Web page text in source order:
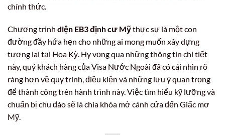
chính thức.
Chương trình diện EB3 định cư Mỹthực sự là một con
đường đầy hứa hẹn cho những ai mong muốn xây dựng
tương lai tại Hoa Kỳ. Hy vọng qua những thông tin chi tiết
này, quý khách hàng của Visa Nước Ngoài đã có cái nhìn rõ
ràng hơn về quy trình, điều kiện và những lưu ý quan trọng
để thành công trên hành trình này. Việc tìm hiểu kỹ lưỡng và
chuẩn bị chu đáo sẽ là chìa khóa mở cánh cửa đến Giấc mơ
Mỹ.